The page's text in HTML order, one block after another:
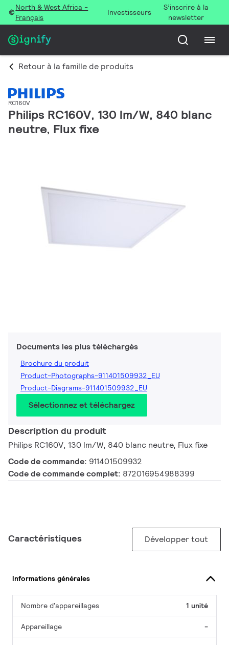
North & West Africa -
Français
Investisseurs
S’inscrire à la
newsletter
Retour à la famille de produits
RC160V
Philips RC160V, 130 lm/W, 840 blanc
neutre, Flux fixe
Documents les plus téléchargés
Brochure du produit
Product-Photographs-911401509932_EU
Product-Diagrams-911401509932_EU
Sélectionnez et téléchargez
Description du produit
Philips RC160V, 130 lm/W, 840 blanc neutre, Flux fixe
Code de commande: 911401509932
Code de commande complet: 872016954988399
Caractéristiques Développer tout
Informations générales
Nombre d'appareillages 1 unité
Appareillage -